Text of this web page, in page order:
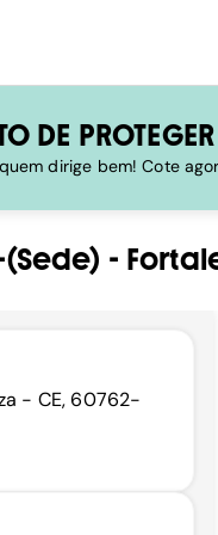
DE
dirige bem! Cote
-
- CE, 60762-